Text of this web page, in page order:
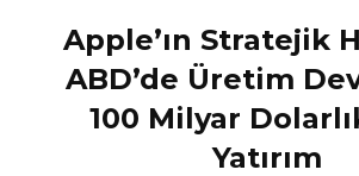
Apple’ın Stratejik
ABD’de Üretim
100 Milyar
Yatırım